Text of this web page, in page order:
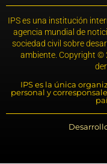
IPS es una institución
agencia mundial de
sociedad civil sobre
ambiente. Copyright ©
IPS es la única
personal y